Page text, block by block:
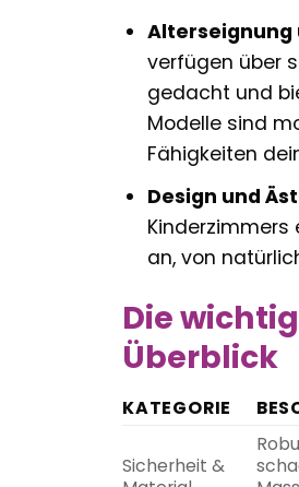
Alterseignung
verfügen über
gedacht und
Modelle sind
Fähigkeiten
Design und
Kinderzimmers
an, von
Die
Überblick
KATEGORIE
Sicherheit &